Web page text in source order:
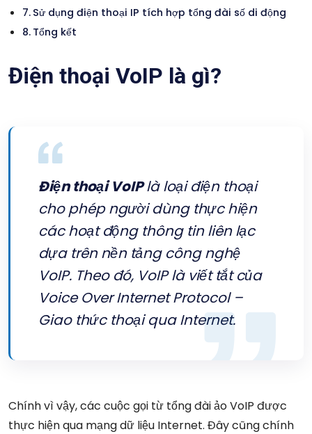
Sử dụng điện thoại IP tích hợp tổng đài số di động
Tổng kết
Điện thoại VoIP là gì?
Điện thoại VoIPlà loại điện thoại
cho phép người dùng thực hiện
các hoạt động thông tin liên lạc
dựa trên nền tảng công nghệ
VoIP. Theo đó, VoIP là viết tắt của
Voice Over Internet Protocol –
Giao thức thoại qua Internet.
Chính vì vậy, các cuộc gọi từ tổng đài ảo VoIP được
thực hiện qua mạng dữ liệu Internet. Đây cũng chính